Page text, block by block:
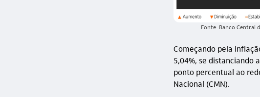
Fonte: Banco Central
Começando pela
5,04%, se distanciando
ponto percentual ao
Nacional (CMN).